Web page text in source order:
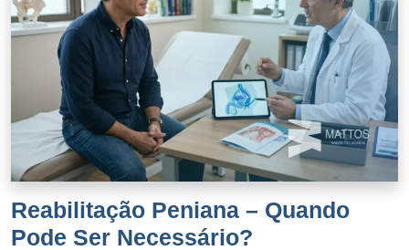
Reabilitação Peniana – Quando
Pode Ser Necessário?